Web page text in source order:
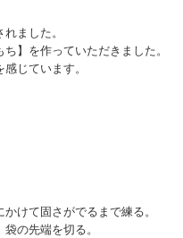
ました。
】を作っていただきました。
じています。
て固さがでるまで練る。
の先端を切る。